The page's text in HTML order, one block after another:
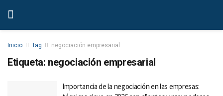
Inicio Tag negociación empresarial
Etiqueta: negociación empresarial
Importancia de la negociación en las empresas: